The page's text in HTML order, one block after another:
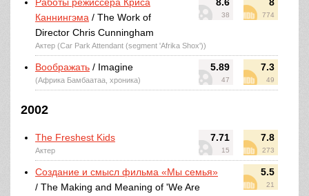
38 774
Каннингэма / The Work of
Director Chris Cunningham
Актер (Car Park Attendant (segment 'Afrika Shox'))
5.89
47
7.3
49
Воображать / Imagine
(Африка Бамбаатаа, хроника)
2002
7.71
15
7.8
273
The Freshest Kids
Актер
5.5
21
Создание и смысл фильма «Мы семья»
/ The Making and Meaning of 'We Are